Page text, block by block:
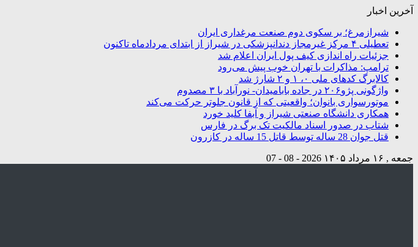
آخرین اخبار
شیرازمرغ؛ بر سکوی دوم صنعت مرغداری ایران
تعطیلی ۴ مرکز غیرمجاز دندانپزشکی در شیراز از ابتدای مردادماه تاکنون
جزئیات راه اندازی کیف پول ایران اعلام شد
ترامپ: مذاکرات با تهران خوب پیش می‌رود
کالابرگ کدهای ملی ۰، ۱ و ۲ شارژ شد
واژگونی پژو۲۰۶ در جاده بابامیدان- نورآباد با ۳ مصدوم
موتورسواری بانوان؛ واقعیتی که از قانون جلوتر حرکت می‌کند
همکاری دانشگاه صنعتی شیراز و آبفا کلید خورد
شتاب در صدور اسناد مالکیت تک برگ در فارس
قتل جوان 28 ساله توسط قاتل 15 ساله در کازرون
جمعه , ۱۶ مرداد ۱۴۰۵ 2026 - 08 - 07